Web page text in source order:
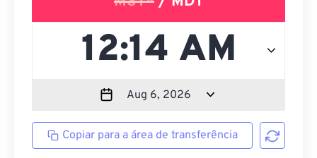
Copiar para a área de transferência